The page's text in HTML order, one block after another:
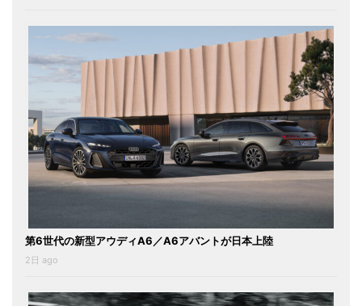
第6世代の新型アウディA6／A6アバントが日本上陸
2日 ago